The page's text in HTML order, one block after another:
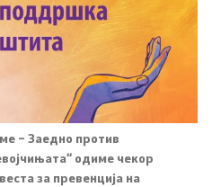
од областа на пензиското
и инвалидското
– Заедно против
одиме чекор
за превенција на